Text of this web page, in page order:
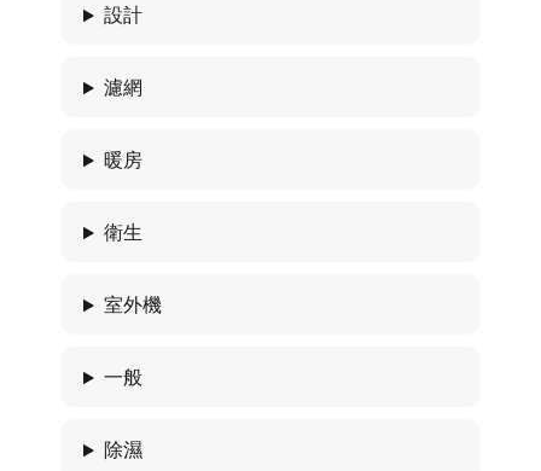
設計
濾網
暖房
衛生
室外機
一般
除濕